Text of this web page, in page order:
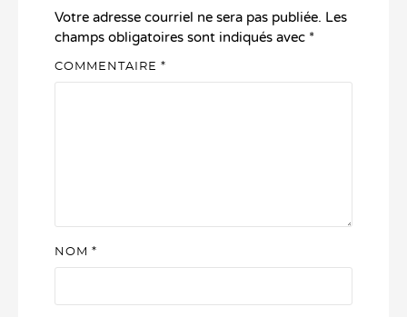
Votre adresse courriel ne sera pas publiée. Les
champs obligatoires sont indiqués avec *
COMMENTAIRE *
NOM *